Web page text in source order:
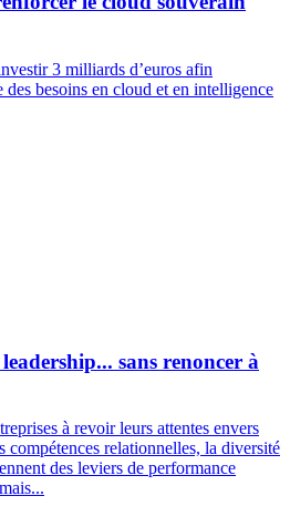
3 milliards d’euros afin
des besoins en cloud et en intelligence
sans renoncer à
à revoir leurs attentes envers
compétences relationnelles, la diversité
des leviers de performance